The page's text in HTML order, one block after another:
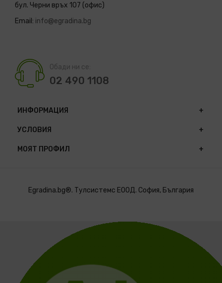
бул. Черни връх 107 (офис)
Email: info@egradina.bg
Обади ни се:
02 490 1108
ИНФОРМАЦИЯ
УСЛОВИЯ
МОЯТ ПРОФИЛ
Egradina.bg®. Тулсистемс ЕООД. София, България